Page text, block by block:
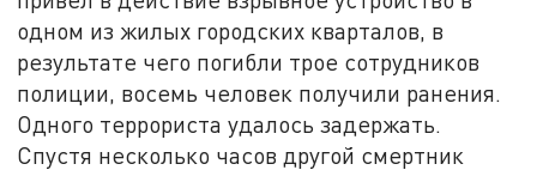
одном из жилых городских кварталов, в
результате чего погибли трое сотрудников
полиции, восемь человек получили ранения.
Одного террориста удалось задержать.
Спустя несколько часов другой смертник